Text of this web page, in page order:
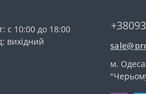
с 10:00 до 18:00
вихідний
м.